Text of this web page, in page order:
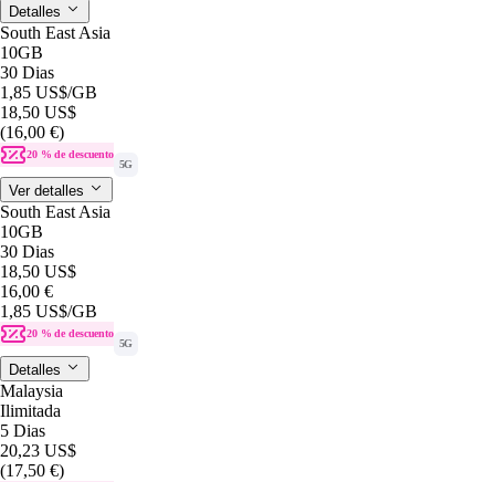
Detalles
South East Asia
10GB
30 Dias
1,85 US$/GB
18,50 US$
(16,00 €)
20 % de descuento
5G
Ver detalles
South East Asia
10GB
30 Dias
18,50 US$
16,00 €
1,85 US$/GB
20 % de descuento
5G
Detalles
Malaysia
Ilimitada
5 Dias
20,23 US$
(17,50 €)